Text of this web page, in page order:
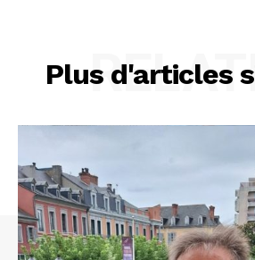
Plus d'articles